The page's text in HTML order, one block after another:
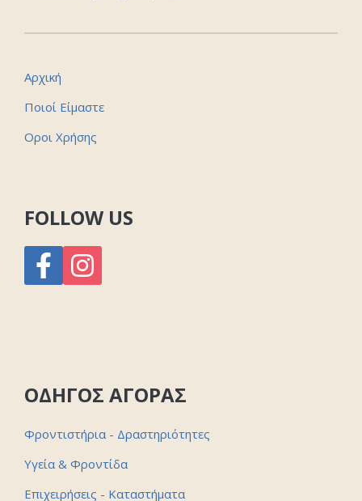
Αρχική
Ποιοί Είμαστε
Οροι Χρήσης
FOLLOW US
ΟΔΗΓΟΣ ΑΓΟΡΑΣ
Φροντιστήρια - Δραστηριότητες
Υγεία & Φροντίδα
Επιχειρήσεις - Καταστήματα